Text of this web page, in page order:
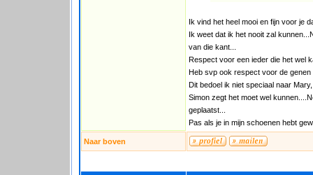
Ik vind het heel mooi en fijn voor je
Ik weet dat ik het nooit zal
van die kant...
Respect voor een ieder die het wel
Heb svp ook respect voor de genen
Dit bedoel ik niet speciaal naar
Simon zegt het moet wel
geplaatst...
Pas als je in mijn schoenen hebt
Naar boven